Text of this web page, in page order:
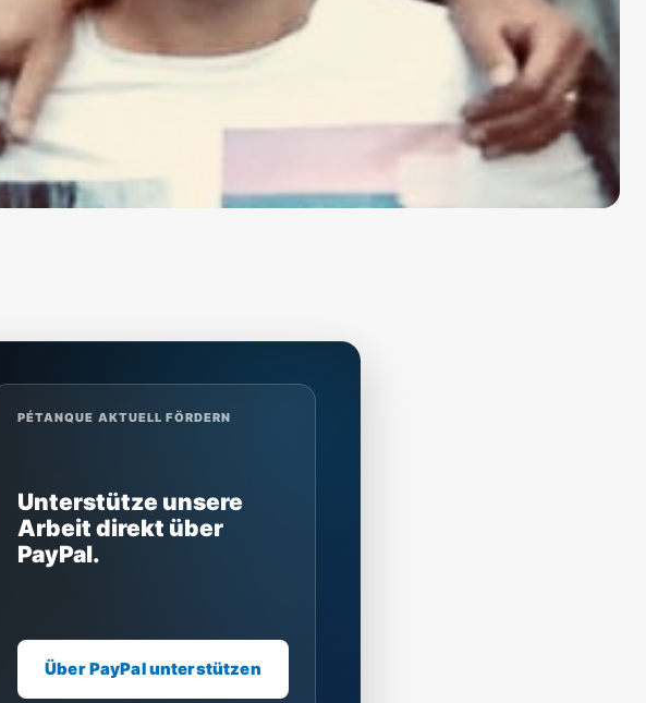
PÉTANQUE AKTUELL FÖRDERN
Unterstütze unsere
Arbeit direkt über
PayPal.
Über PayPal unterstützen